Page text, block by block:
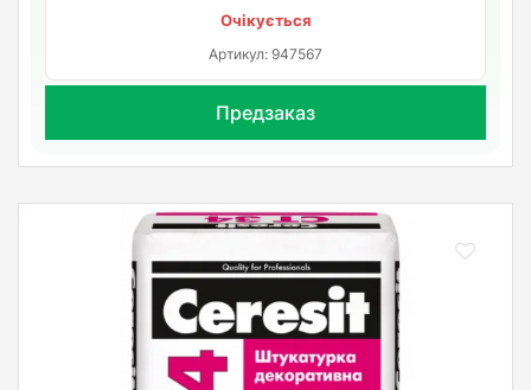
Очікується
Артикул: 947567
Предзаказ